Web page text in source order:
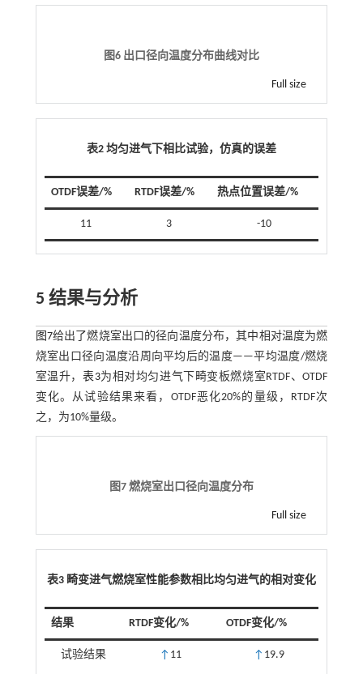
图6 出口径向温度分布曲线对比
Full size
表2 均匀进气下相比试验，仿真的误差
OTDF误差/% RTDF误差/% 热点位置误差/%
11 3 -10
5 结果与分析
图7给出了燃烧室出口的径向温度分布，其中相对温度为燃
烧室出口径向温度沿周向平均后的温度——平均温度/燃烧
室温升， 表3为相对均匀进气下畸变板燃烧室RTDF、OTDF
变化。从试验结果来看，OTDF恶化20%的量级，RTDF次
之，为10%量级。
图7 燃烧室出口径向温度分布
Full size
表3 畸变进气燃烧室性能参数相比均匀进气的相对变化
结果 RTDF变化/% OTDF变化/%
试验结果 ↑ 11 ↑ 19.9